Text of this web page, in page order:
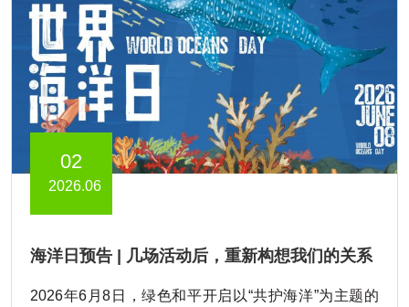
02
2026.06
海洋日预告 | 几场活动后，重新构想我们的关系
2026年6月8日，绿色和平开启以“共护海洋”为主题的